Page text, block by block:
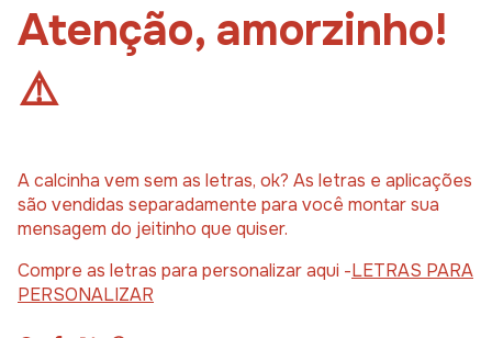
Atenção, amorzinho!
⚠️
A calcinha vem sem as letras, ok? As letras e aplicações
são vendidas separadamente para você montar sua
mensagem do jeitinho que quiser.
Compre as letras para personalizar aqui -LETRAS PARA
PERSONALIZAR